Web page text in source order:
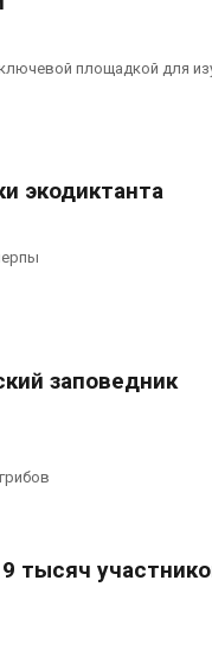
площадкой для
экодиктанта
заповедник
тысяч